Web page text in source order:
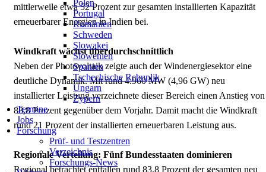
Polen
Portugal
Rumänien
Schweden
Slowakei
Slowenien
Spanien
Tschechische Rebuplik
Ungarn
Zypern
Termine
Jobs
Forschung
Prüf- und Testzentren
Verzeichnis
Forschungs-News
mittlerweile etwa 52 Prozent zur gesamten installierten Kapazität
erneuerbarer Energien in Indien bei.
Windkraft wächst überdurchschnittlich
Neben der Photovoltaik zeigte auch der Windenergiesektor eine
deutliche Dynamik. Mit rund 4.960 MW (4,96 GW) neu
installierter Leistung verzeichnete dieser Bereich einen Anstieg von
88,8 Prozent gegenüber dem Vorjahr. Damit macht die Windkraft
rund 21 Prozent der installierten erneuerbaren Leistung aus.
Regionale Verteilung: Fünf Bundesstaaten dominieren
Regional betrachtet entfallen rund 83,8 Prozent der gesamten neu